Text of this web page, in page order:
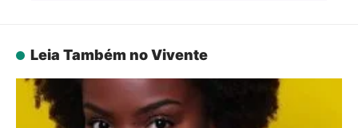
Leia Também no Vivente